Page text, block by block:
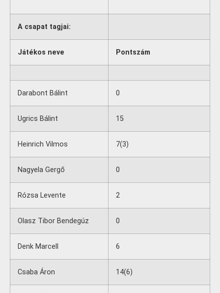
A csapat tagjai:
Játékos neve Pontszám
Darabont Bálint 0
Ugrics Bálint 15
Heinrich Vilmos 7(3)
Nagyela Gergő 0
Rózsa Levente 2
Olasz Tibor Bendegúz 0
Denk Marcell 6
Csaba Áron 14(6)